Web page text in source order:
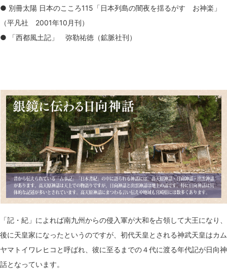
● 別冊太陽 日本のこころ115「日本列島の闇夜を揺るがす お神楽」
（平凡社 2001年10月刊）
● 「西都風土記」 弥勒祐徳（鉱脈社刊）
「記・紀」によれば南九州からの侵入軍が大和を占領して大王になり、
後に天皇家になったというのですが、初代天皇とされる神武天皇はカム
ヤマトイワレヒコと呼ばれ、彼に至るまでの４代に渡る年代記が日向神
話となっています。